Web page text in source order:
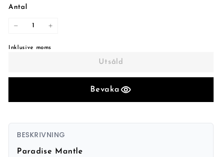
Antal
Inklusive moms
Utsåld
Bevaka
BESKRIVNING
Paradise Mantle